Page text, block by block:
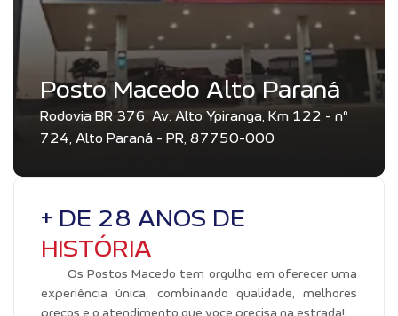
Posto Macedo Alto Paraná
Rodovia BR 376, Av. Alto Ypiranga, Km 122 - nº
724, Alto Paraná - PR, 87750-000
+ DE 28 ANOS DE
HISTÓRIA
Os Postos Macedo tem orgulho em oferecer uma
experiência única, combinando qualidade, melhores
preços e o atendimento que voce precisa na estrada!